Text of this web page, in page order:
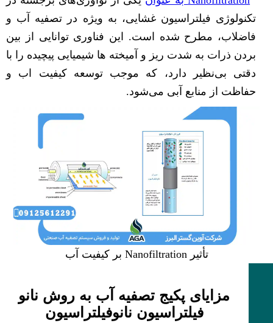
تکنولوژی فیلتراسیون غشایی، به ویژه در تصفیه آب و
فاضلاب، مطرح شده است. این فناوری توانایی از بین
بردن ذرات به شدت ریز و آمیخته ها شیمیایی پیچیده را با
دقتی بی‌نظیر دارد، که موجب توسعه کیفیت اب و
حفاظت از منابع آبی می‌شود.
تأثیر Nanofiltration بر کیفیت آب
مزایای پکیج تصفیه آب به روش نانو
فیلتراسیون نانوفیلتراسیون